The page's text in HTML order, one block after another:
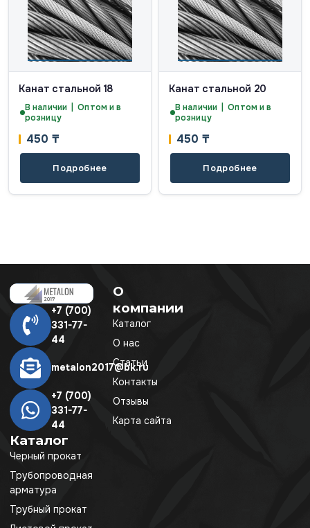
Канат стальной 18
В наличии | Оптом и в
розницу
450 ₸
Подробнее
Канат стальной 20
В наличии | Оптом и в
розницу
450 ₸
Подробнее
+7 (700)
331-77-
44
metalon2017@bk.ru
+7 (700)
331-77-
44
Каталог
Черный прокат
Трубопроводная
арматура
Трубный прокат
О
компании
Каталог
О нас
Статьи
Контакты
Отзывы
Карта сайта